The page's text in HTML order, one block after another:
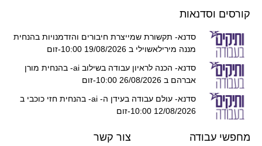
קורסים וסדנאות
סדנא- תקשורת שמייצרת חיבורים והזדמנויות בהנחית
מננה מירילאשוילי ב 19/08/2026 10:00-זום
סדנא- הכנה לראיון עבודה בשילוב ai- בהנחית מורן
אברהם ב 26/08/2026 10:00-זום
סדנא- עולם עבודה בעידן ה- ai- בהנחית חזי כוכבי ב
12/08/2026 10:00-זום
מחפשי עבודה צור קשר